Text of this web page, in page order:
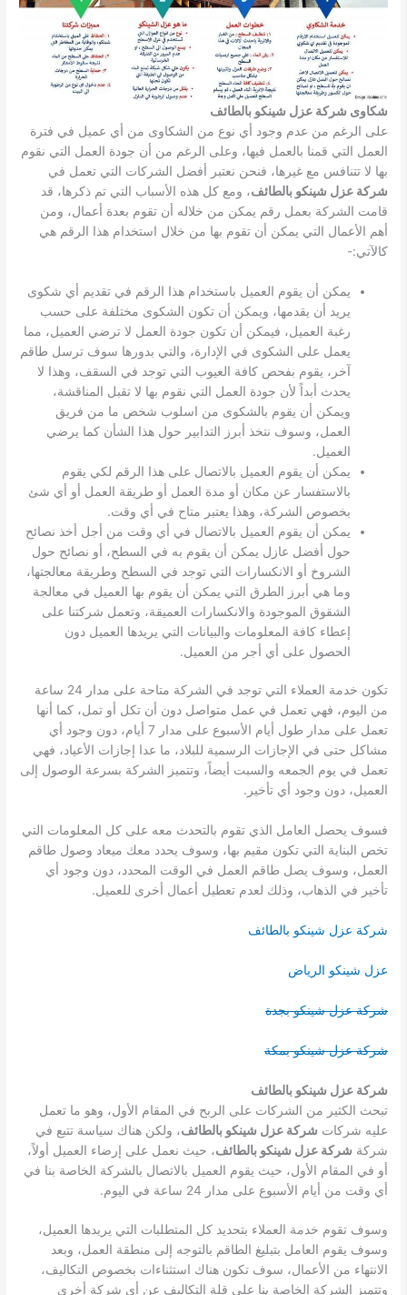
شكاوى شركة عزل شينكو بالطائف
على الرغم من عدم وجود أي نوع من الشكاوى من أي عميل في فترة
العمل التي قمنا بالعمل فيها، وعلى الرغم من أن جودة العمل التي نقوم
بها لا تتنافس مع غيرها، فنحن نعتبر أفضل الشركات التي تعمل في
شركة عزل شينكو بالطائف، ومع كل هذه الأسباب التي تم ذكرها، قد
قامت الشركة بعمل رقم يمكن من خلاله أن تقوم بعدة أعمال، ومن
أهم الأعمال التي يمكن أن تقوم بها من خلال استخدام هذا الرقم هي
كالآتي:-
يمكن أن يقوم العميل باستخدام هذا الرقم في تقديم أي شكوى
يريد أن يقدمها، ويمكن أن تكون الشكوى مختلفة على حسب
رغبة العميل، فيمكن أن تكون جودة العمل لا ترضي العميل، مما
يعمل على الشكوى في الإدارة، والتي بدورها سوف ترسل طاقم
آخر، يقوم بفحص كافة العيوب التي توجد في السقف، وهذا لا
يحدث أبداً لأن جودة العمل التي نقوم بها لا تقبل المناقشة،
ويمكن أن يقوم بالشكوى من اسلوب شخص ما من فريق
العمل، وسوف نتخذ أبرز التدابير حول هذا الشأن كما يرضي
العميل.
يمكن أن يقوم العميل بالاتصال على هذا الرقم لكي يقوم
بالاستفسار عن مكان أو مدة العمل أو طريقة العمل أو أي شئ
بخصوص الشركة، وهذا يعتبر متاح في أي وقت.
يمكن أن يقوم العميل بالاتصال في أي وقت من أجل أخذ نصائح
حول أفضل عازل يمكن أن يقوم به في السطح، أو نصائح حول
الشروخ أو الانكسارات التي توجد في السطح وطريقة معالجتها،
وما هي أبرز الطرق التي يمكن أن يقوم بها العميل في معالجة
الشقوق الموجودة والانكسارات العميقة، وتعمل شركتنا على
إعطاء كافة المعلومات والبيانات التي يريدها العميل دون
الحصول على أي أجر من العميل.
تكون خدمة العملاء التي توجد في الشركة متاحة على مدار 24 ساعة
من اليوم، فهي تعمل في عمل متواصل دون أن تكل أو تمل، كما أنها
تعمل على مدار طول أيام الأسبوع على مدار 7 أيام، دون وجود أي
مشاكل حتى في الإجازات الرسمية للبلاد، ما عدا إجازات الأعياد، فهي
تعمل في يوم الجمعه والسبت أيضاً، وتتميز الشركة بسرعة الوصول إلى
العميل، دون وجود أي تأخير.
فسوف يحصل العامل الذي تقوم بالتحدث معه على كل المعلومات التي
تخص البناية التي تكون مقيم بها، وسوف يحدد معك ميعاد وصول طاقم
العمل، وسوف يصل طاقم العمل في الوقت المحدد، دون وجود أي
تأخير في الذهاب، وذلك لعدم تعطيل أعمال أخرى للعميل.
شركة عزل شينكو بالطائف
عزل شينكو الرياض
شركة عزل شينكو بجدة
شركة عزل شينكو بمكة
شركة عزل شينكو بالطائف
تبحث الكثير من الشركات على الربح في المقام الأول، وهو ما تعمل
عليه شركات شركة عزل شينكو بالطائف، ولكن هناك سياسة تتبع في
شركة شركة عزل شينكو بالطائف، حيث نعمل على إرضاء العميل أولاً،
أو في المقام الأول، حيث يقوم العميل بالاتصال بالشركة الخاصة بنا في
أي وقت من أيام الأسبوع على مدار 24 ساعة في اليوم.
وسوف تقوم خدمة العملاء بتحديد كل المتطلبات التي يريدها العميل،
وسوف يقوم العامل بتبليغ الطاقم بالتوجه إلى منطقة العمل، وبعد
الانتهاء من الأعمال، سوف تكون هناك استثناءات بخصوص التكاليف،
وتتميز الشركة الخاصة بنا على قلة التكاليف عن أي شركة أخرى